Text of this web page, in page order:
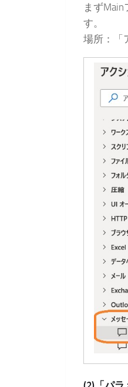
まず
す。
場所：「